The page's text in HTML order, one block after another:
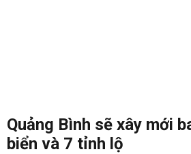
Quảng Bình sẽ xây mới
biển và 7 tỉnh lộ